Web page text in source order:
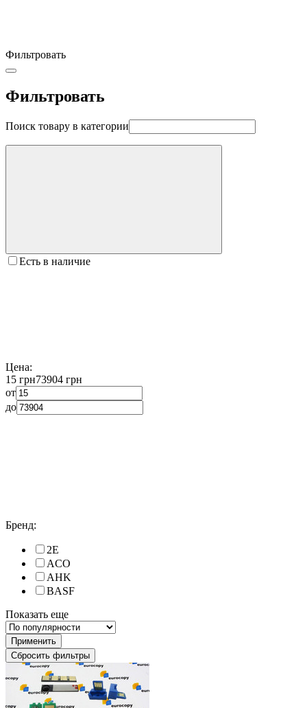
Фильтровать
Фильтровать
Поиск товару в категории
Есть в наличие
Цена:
15 грн73904 грн
от
до
Бренд:
2E
ACO
AHK
BASF
Показать еще
Применить
Сбросить фильтры